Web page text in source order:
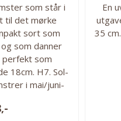
som står i
til det mørke
sort som
som danner
som
18cm. H7. Sol-
i mai/juni-
En
35